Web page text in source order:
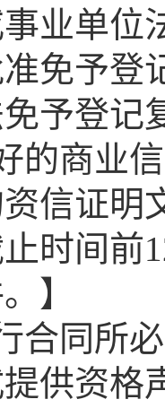
业单位
免予登
予登记
商业信
信证明
时间前
】
同所必
供资格